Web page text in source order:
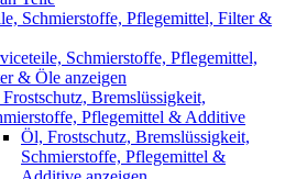
Schmierstoffe, Pflegemittel, Filter &
Schmierstoffe, Pflegemittel,
& Öle anzeigen
Bremslüssigkeit,
Pflegemittel & Additive
Öl, Frostschutz, Bremslüssigkeit,
Schmierstoffe, Pflegemittel &